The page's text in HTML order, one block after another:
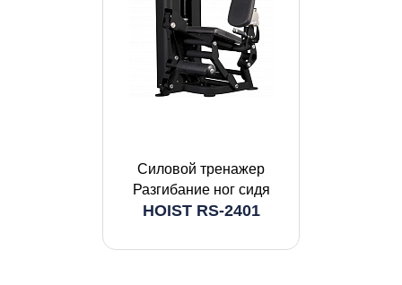
Силовой тренажер
Разгибание ног сидя
HOIST RS-2401